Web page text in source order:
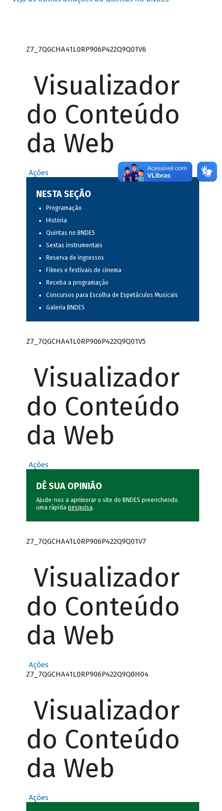
Z7_7QGCHA41L0RP906P422Q9Q01V6
Visualizador
do Conteúdo
da Web
Ações
NESTA SEÇÃO
Programação
História
Quintas no BNDES
Sextas instrumentais
Reserva de ingressos
Filmes e festivais de cinema
Receba a programação
Concursos para Escolha de Espetáculos Musicais
Galeria BNDES
Z7_7QGCHA41L0RP906P422Q9Q01V5
Visualizador
do Conteúdo
da Web
Ações
DÊ SUA OPINIÃO
Ajude-nos a aprimorar o site do BNDES preenchendo
uma rápida pesquisa.
Z7_7QGCHA41L0RP906P422Q9Q01V7
Visualizador
do Conteúdo
da Web
Ações
Z7_7QGCHA41L0RP906P422Q9Q0H04
Visualizador
do Conteúdo
da Web
Ações